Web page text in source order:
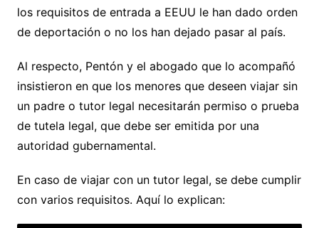
los requisitos de entrada a EEUU le han dado orden
de deportación o no los han dejado pasar al país.
Al respecto, Pentón y el abogado que lo acompañó
insistieron en que los menores que deseen viajar sin
un padre o tutor legal necesitarán permiso o prueba
de tutela legal, que debe ser emitida por una
autoridad gubernamental.
En caso de viajar con un tutor legal, se debe cumplir
con varios requisitos. Aquí lo explican: